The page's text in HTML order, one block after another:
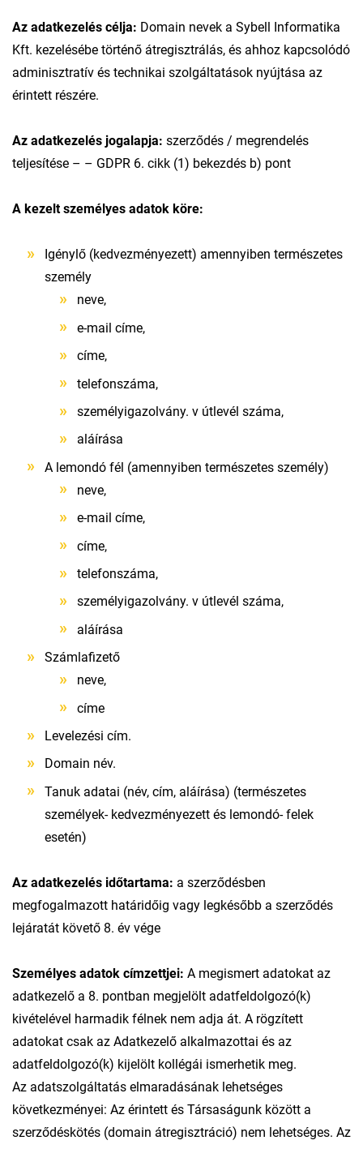
Az adatkezelés célja: Domain nevek a Sybell Informatika
Kft. kezelésébe történő átregisztrálás, és ahhoz kapcsolódó
adminisztratív és technikai szolgáltatások nyújtása az
érintett részére.
Az adatkezelés jogalapja: szerződés / megrendelés
teljesítése – – GDPR 6. cikk (1) bekezdés b) pont
A kezelt személyes adatok köre:
Igénylő (kedvezményezett) amennyiben természetes
személy
neve,
e-mail címe,
címe,
telefonszáma,
személyigazolvány. v útlevél száma,
aláírása
A lemondó fél (amennyiben természetes személy)
neve,
e-mail címe,
címe,
telefonszáma,
személyigazolvány. v útlevél száma,
aláírása
Számlafizető
neve,
címe
Levelezési cím.
Domain név.
Tanuk adatai (név, cím, aláírása) (természetes
személyek- kedvezményezett és lemondó- felek
esetén)
Az adatkezelés időtartama: a szerződésben
megfogalmazott határidőig vagy legkésőbb a szerződés
lejáratát követő 8. év vége
Személyes adatok címzettjei: A megismert adatokat az
adatkezelő a 8. pontban megjelölt adatfeldolgozó(k)
kivételével harmadik félnek nem adja át. A rögzített
adatokat csak az Adatkezelő alkalmazottai és az
adatfeldolgozó(k) kijelölt kollégái ismerhetik meg.
Az adatszolgáltatás elmaradásának lehetséges
következményei: Az érintett és Társaságunk között a
szerződéskötés (domain átregisztráció) nem lehetséges. Az